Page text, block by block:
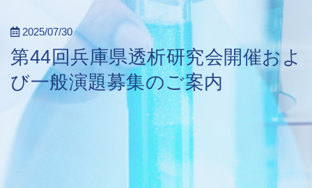
2025/07/30
第44回兵庫県透析研究会開催およ
び一般演題募集のご案内